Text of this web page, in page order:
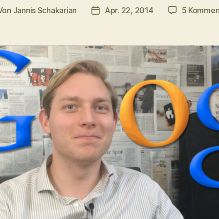
Jannis Schakarian Veröffentlichungsdatum
Apr. 22, 2014 5